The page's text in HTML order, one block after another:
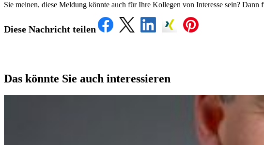
Sie meinen, diese Meldung könnte auch für Ihre Kollegen von Interesse sein?
Diese Nachricht teilen
Das könnte Sie auch interessieren